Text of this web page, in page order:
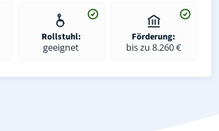
Rollstuhl:
geeignet
Förderung:
bis zu 8.260 €